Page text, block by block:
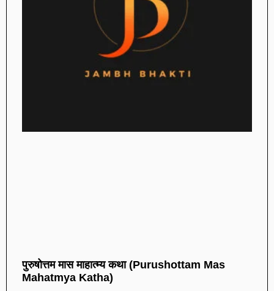
पुरुषोत्तम मास माहात्म्य कथा (Purushottam Mas
Mahatmya Katha)